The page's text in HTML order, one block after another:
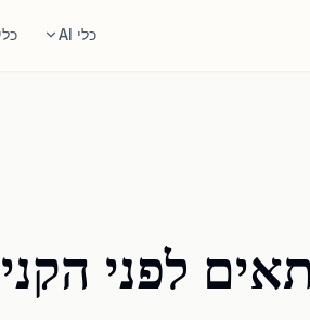
כלי AI
ראו איך ספה, כיסא או שולחןלפני